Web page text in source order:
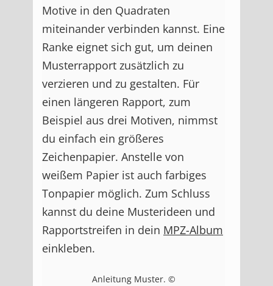
Motive in den Quadraten
miteinander verbinden kannst. Eine
Ranke eignet sich gut, um deinen
Musterrapport zusätzlich zu
verzieren und zu gestalten. Für
einen längeren Rapport, zum
Beispiel aus drei Motiven, nimmst
du einfach ein größeres
Zeichenpapier. Anstelle von
weißem Papier ist auch farbiges
Tonpapier möglich. Zum Schluss
kannst du deine Musterideen und
Rapportstreifen in dein MPZ-Album
einkleben.
Anleitung Muster. ©